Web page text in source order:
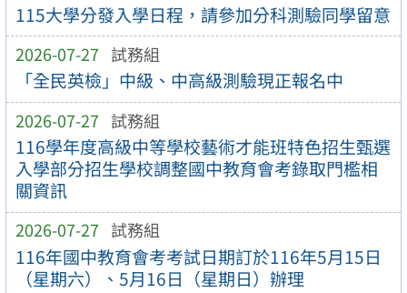
115大學分發入學日程，請參加分科測驗同學留意
2026-07-27 試務組
「全民英檢」中級、中高級測驗現正報名中
2026-07-27 試務組
116學年度高級中等學校藝術才能班特色招生甄選
入學部分招生學校調整國中教育會考錄取門檻相
關資訊
2026-07-27 試務組
116年國中教育會考考試日期訂於116年5月15日
（星期六）、5月16日（星期日）辦理